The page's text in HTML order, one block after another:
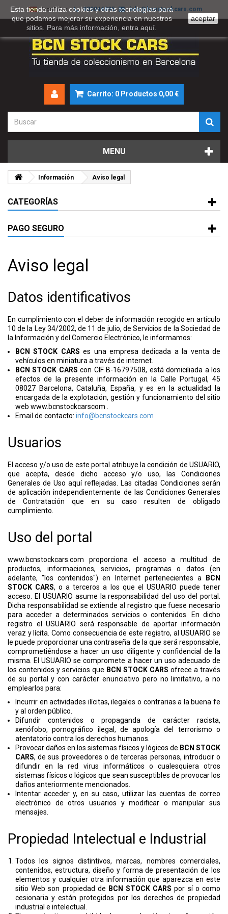
Español 930046895 info@bcnstockcars.com
Carrito: 0 Productos 0,00 €
MENU
Información Aviso legal
CATEGORÍAS
PAGO SEGURO
Aviso legal
Datos identificativos
En cumplimiento con el deber de información recogido en artículo
10 de la Ley 34/2002, de 11 de julio, de Servicios de la Sociedad de
la Información y del Comercio Electrónico, le informamos:
BCN STOCK CARS es una empresa dedicada a la venta de
vehículos en miniatura a través de internet.
BCN STOCK CARS con CIF B-16797508, está domiciliada a los
efectos de la presente información en la Calle Portugal, 45
08027 Barcelona, Cataluña, España, y es en la actualidad la
encargada de la explotación, gestión y funcionamiento del sitio
web www.bcnstockcarscom .
Email de contacto: info@bcnstockcars.com
Usuarios
El acceso y/o uso de este portal atribuye la condición de USUARIO,
que acepta, desde dicho acceso y/o uso, las Condiciones
Generales de Uso aquí reflejadas. Las citadas Condiciones serán
de aplicación independientemente de las Condiciones Generales
de Contratación que en su caso resulten de obligado
cumplimiento.
Uso del portal
www.bcnstockcars.com proporciona el acceso a multitud de
productos, informaciones, servicios, programas o datos (en
adelante, "los contenidos") en Internet pertenecientes a
BCN
STOCK CARS, o a terceros a los que el USUARIO puede tener
acceso. El USUARIO asume la responsabilidad del uso del portal.
Dicha responsabilidad se extiende al registro que fuese necesario
para acceder a determinados servicios o contenidos. En dicho
registro el USUARIO será responsable de aportar información
veraz y lícita. Como consecuencia de este registro, al USUARIO se
le puede proporcionar una contraseña de la que será responsable,
comprometiéndose a hacer un uso diligente y confidencial de la
misma. El USUARIO se compromete a hacer un uso adecuado de
los contenidos y servicios que BCN STOCK CARS ofrece a través
de su portal y con carácter enunciativo pero no limitativo, a no
emplearlos para:
Incurrir en actividades ilícitas, ilegales o contrarias a la buena fe
y al orden público.
Difundir contenidos o propaganda de carácter racista,
xenófobo, pornográfico ilegal, de apología del terrorismo o
atentatorio contra los derechos humanos.
Provocar daños en los sistemas físicos y lógicos de BCN STOCK
CARS, de sus proveedores o de terceras personas, introducir o
difundir en la red virus informáticos o cualesquiera otros
sistemas físicos o lógicos que sean susceptibles de provocar los
daños anteriormente mencionados.
Intentar acceder y, en su caso, utilizar las cuentas de correo
electrónico de otros usuarios y modificar o manipular sus
mensajes.
Propiedad Intelectual e Industrial
Todos los signos distintivos, marcas, nombres comerciales,
contenidos, estructura, diseño y forma de presentación de los
elementos y cualquier otra información que aparezca en este
sitio Web son propiedad de BCN STOCK CARS por sí o como
cesionaria y están protegidos por los derechos de propiedad
industrial e intelectual.
Esta tienda utiliza cookies y otras tecnologías para
que podamos mejorar su experiencia en nuestros
sitios. Para más información, entra aquí
aceptar